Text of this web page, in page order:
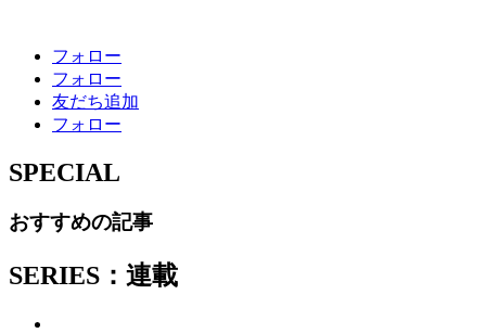
フォロー
フォロー
友だち追加
フォロー
SPECIAL
おすすめの記事
SERIES：連載